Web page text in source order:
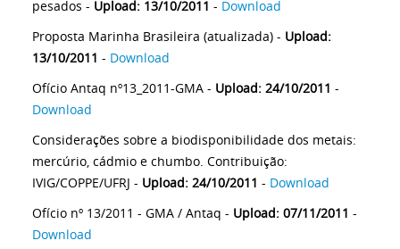
pesados - Upload: 13/10/2011 - Download
Proposta Marinha Brasileira (atualizada) - Upload:
13/10/2011 - Download
Ofício Antaq nº13_2011-GMA - Upload: 24/10/2011 -
Download
Considerações sobre a biodisponibilidade dos metais:
mercúrio, cádmio e chumbo. Contribuição:
IVIG/COPPE/UFRJ - Upload: 24/10/2011 - Download
Ofício nº 13/2011 - GMA / Antaq - Upload: 07/11/2011 -
Download